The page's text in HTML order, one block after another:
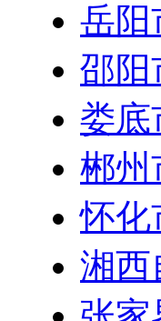
岳阳
邵阳
娄底
郴州
怀化
湘西